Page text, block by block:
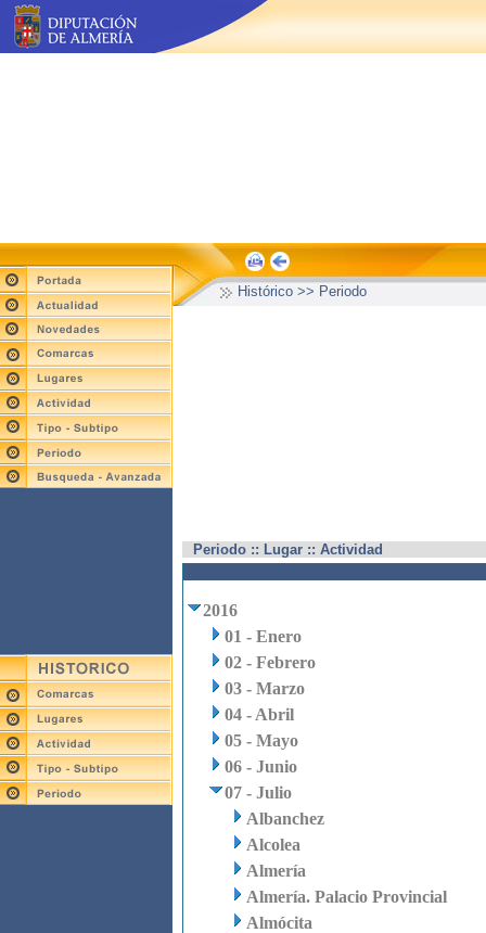
Histórico >> Periodo
Periodo :: Lugar :: Actividad
2016
01 - Enero
02 - Febrero
03 - Marzo
04 - Abril
05 - Mayo
06 - Junio
07 - Julio
Albanchez
Alcolea
Almería
Almería. Palacio Provincial
Almócita